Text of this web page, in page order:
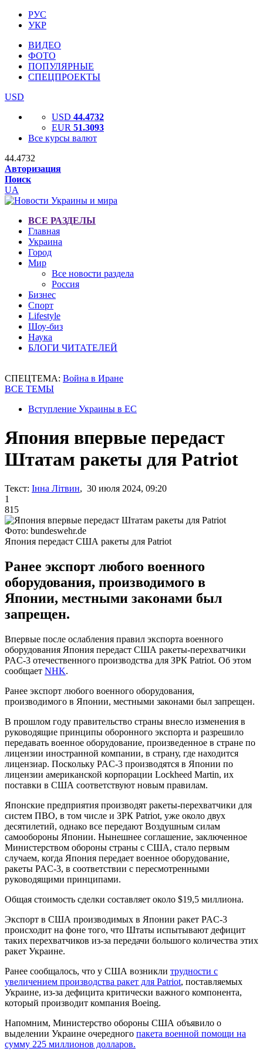
РУС
УКР
ВИДЕО
ФОТО
ПОПУЛЯРНЫЕ
СПЕЦПРОЕКТЫ
USD
USD 44.4732
EUR 51.3093
Все курсы валют
44.4732
Авторизация
Поиск
UA
ВСЕ РАЗДЕЛЫ
Главная
Украина
Город
Мир
Все новости раздела
Россия
Бизнес
Спорт
Lifestyle
Шоу-биз
Наука
БЛОГИ ЧИТАТЕЛЕЙ
СПЕЦТЕМА: Война в Иране
ВСЕ ТЕМЫ
Вступление Украины в ЕС
Япония впервые передаст
Штатам ракеты для Patriot
Текст: Інна Літвин, 30 июля 2024, 09:20
1
815
Фото: bundeswehr.de
Япония передаст США ракеты для Patriot
Ранее экспорт любого военного
оборудования, производимого в
Японии, местными законами был
запрещен.
Впервые после ослабления правил экспорта военного
оборудования Япония передаст США ракеты-перехватчики
PAC-3 отечественного производства для ЗРК Patriot. Об этом
сообщает NHK.
Ранее экспорт любого военного оборудования,
производимого в Японии, местными законами был запрещен.
В прошлом году правительство страны внесло изменения в
руководящие принципы оборонного экспорта и разрешило
передавать военное оборудование, произведенное в стране по
лицензии иностранной компании, в страну, где находится
лицензиар. Поскольку PAC-3 производятся в Японии по
лицензии американской корпорации Lockheed Martin, их
поставки в США соответствуют новым правилам.
Японские предприятия производят ракеты-перехватчики для
систем ПВО, в том числе и ЗРК Patriot, уже около двух
десятилетий, однако все передают Воздушным силам
самообороны Японии. Нынешнее соглашение, заключенное
Министерством обороны страны с США, стало первым
случаем, когда Япония передает военное оборудование,
ракеты PAC-3, в соответствии с пересмотренными
руководящими принципами.
Общая стоимость сделки составляет около $19,5 миллиона.
Экспорт в США производимых в Японии ракет PAC-3
происходит на фоне того, что Штаты испытывают дефицит
таких перехватчиков из-за передачи большого количества этих
ракет Украине.
Ранее сообщалось, что у США возникли трудности с
увеличением производства ракет для Patriot, поставляемых
Украине, из-за дефицита критически важного компонента,
который производит компания Boeing.
Напомним, Министерство обороны США объявило о
выделении Украине очередного пакета военной помощи на
сумму 225 миллионов долларов.